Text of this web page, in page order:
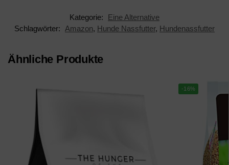
Kategorie:
Eine Alternative
Schlagwörter:
Amazon, Hunde Nassfutter, Hundenassfutter
Ähnliche Produkte
-16%